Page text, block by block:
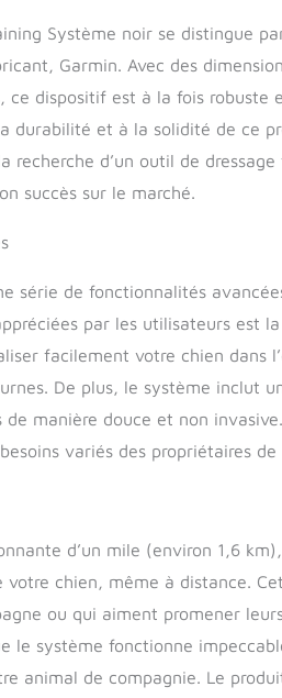
Système noir se distingue
Garmin. Avec des
ce dispositif est à la fois
durabilité et à la solidité de ce
recherche d’un outil de
succès sur le marché.
série de fonctionnalités
par les utilisateurs est
facilement votre chien dans
De plus, le système inclut
manière douce et non
variés des propriétaires de
d’un mile (environ 1,6
chien, même à distance.
ou qui aiment promener
le système fonctionne
animal de compagnie. Le